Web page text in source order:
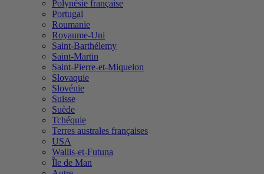
Polynésie française
Portugal
Roumanie
Royaume-Uni
Saint-Barthélemy
Saint-Martin
Saint-Pierre-et-Miquelon
Slovaquie
Slovénie
Suisse
Suède
Tchéquie
Terres australes françaises
USA
Wallis-et-Futuna
Île de Man